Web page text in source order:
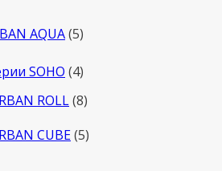
AQUA 55
SOHO 44
товара
ROLL 88
CUBE 55